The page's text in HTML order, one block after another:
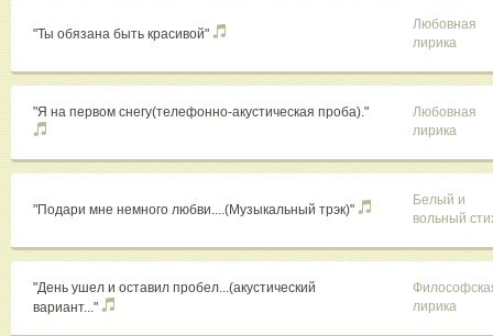
"Ты обязана быть красивой"
Любовная
лирика
"Я на первом снегу(телефонно-акустическая проба)."
Любовная
лирика
"Подари мне немного любви....(Музыкальный трэк)"
Белый и
вольный
"День ушел и оставил пробел...(акустический
вариант..."
лирика